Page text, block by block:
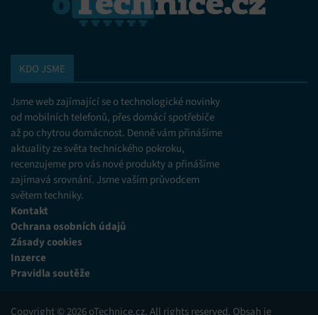
KDO JSME
Jsme web zajímající se o technologické novinky
od mobilních telefonů, přes domácí spotřebiče
až po chytrou domácnost. Denně vám přinášíme
aktuality ze světa technického pokroku,
recenzujeme pro vás nové produkty a přinášíme
zajímavá srovnání. Jsme vaším průvodcem
světem techniky.
Kontakt
Ochrana osobních údajů
Zásady cookies
Inzerce
Pravidla soutěže
Copyright © 2026 oTechnice.cz. All rights reserved. Obsah je